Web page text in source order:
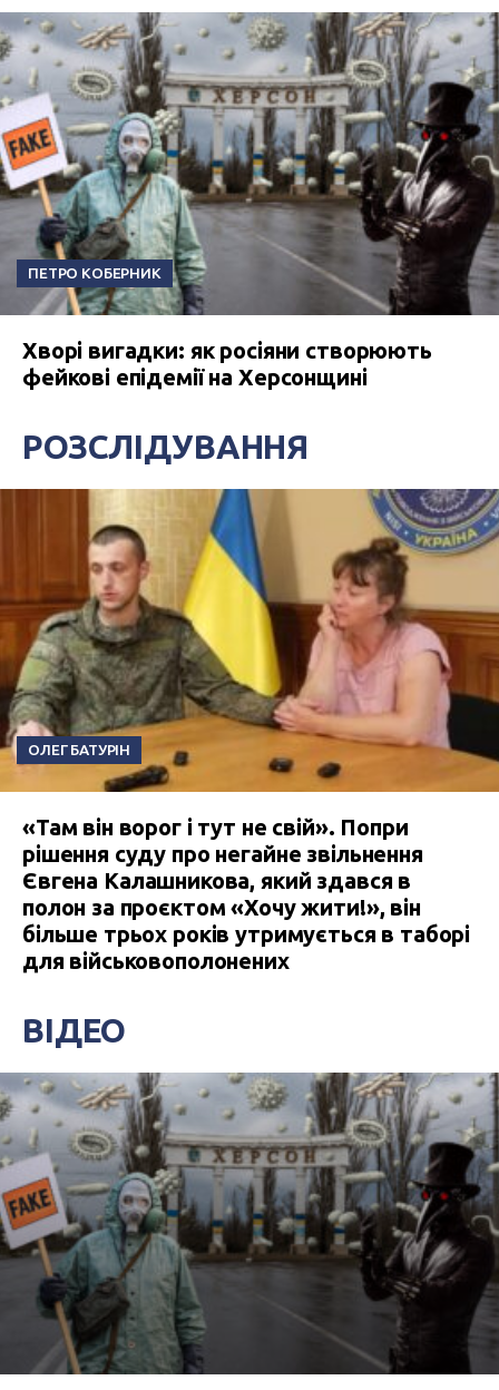
ПЕТРО КОБЕРНИК
Хворі вигадки: як росіяни створюють
фейкові епідемії на Херсонщині
РОЗСЛІДУВАННЯ
ОЛЕГ БАТУРІН
«Там він ворог і тут не свій». Попри
рішення суду про негайне звільнення
Євгена Калашникова, який здався в
полон за проєктом «Хочу жити!», він
більше трьох років утримується в таборі
для військовополонених
ВІДЕО